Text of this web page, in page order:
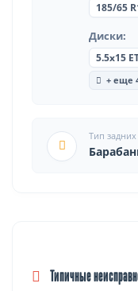
185/65
Диски:
5.5x15
+ еще
Тип
Типичные